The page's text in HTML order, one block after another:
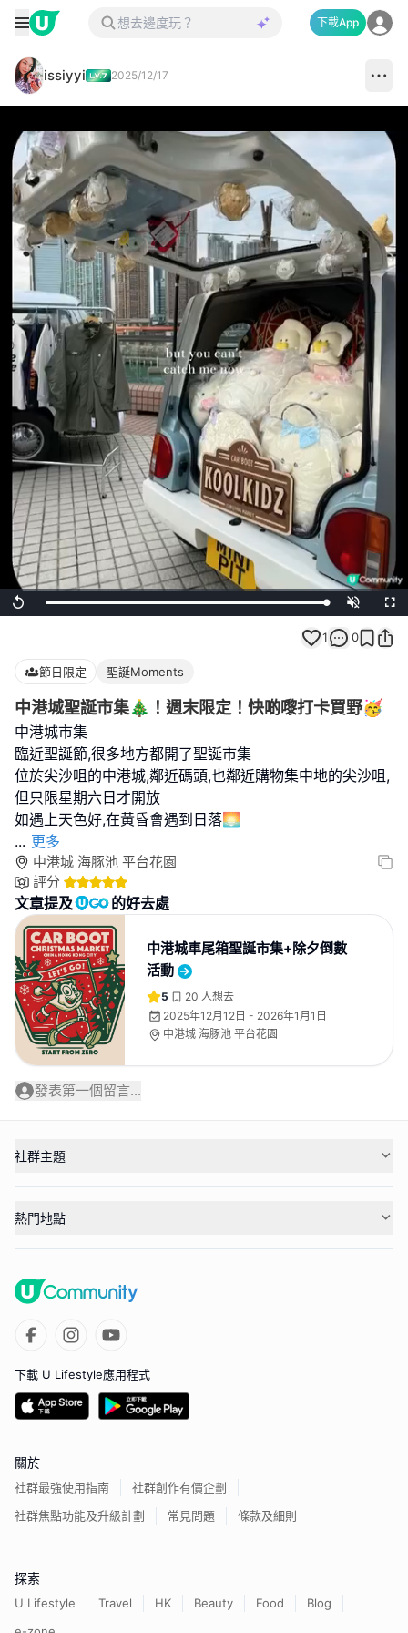
下載App
issiyyi 2025/12/17
Replay Loaded:
100.00%
Unmute
1 0
節日限定 聖誕Moments
中港城聖誕市集🎄！週末限定！快啲嚟打卡買野🥳
中港城市集
臨近聖誕節,很多地方都開了聖誕市集
位於尖沙咀的中港城,鄰近碼頭,也鄰近購物集中地的尖沙咀,
但只限星期六日才開放
... 更多
中港城 海豚池 平台花園
評分
文章提及 的好去處
中港城車尾箱聖誕市集+除夕倒數
活動
5 20 人想去
2025年12月12日 - 2026年1月1日
中港城 海豚池 平台花園
發表第一個留言...
社群主題
熱門地點
下載 U Lifestyle應用程式
關於
社群最強使用指南
社群創作有價企劃
社群焦點功能及升級計劃
常見問題 條款及細則
探索
U Lifestyle Travel HK Beauty Food
Blog